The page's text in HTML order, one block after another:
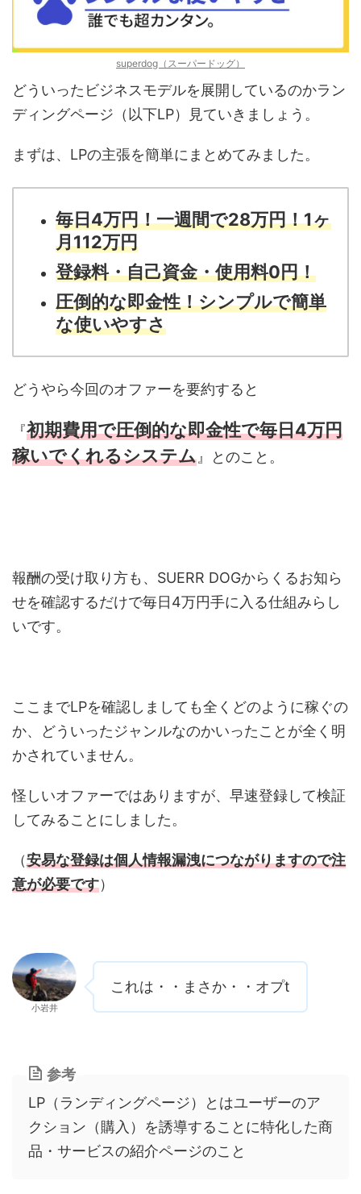
superdog（スーパードッグ）
どういったビジネスモデルを展開しているのかラン
ディングページ（以下LP）見ていきましょう。
まずは、LPの主張を簡単にまとめてみました。
毎日4万円！一週間で28万円！1ヶ
月112万円
登録料・自己資金・使用料0円！
圧倒的な即金性！シンプルで簡単
な使いやすさ
どうやら今回のオファーを要約すると
『初期費用で圧倒的な即金性で毎日4万円
稼いでくれるシステム』とのこと。
報酬の受け取り方も、SUERR DOGからくるお知ら
せを確認するだけで毎日4万円手に入る仕組みらし
いです。
ここまでLPを確認しましても全くどのように稼ぐの
か、どういったジャンルなのかいったことが全く明
かされていません。
怪しいオファーではありますが、早速登録して検証
してみることにしました。
（安易な登録は個人情報漏洩につながりますので注
意が必要です）
小岩井
これは・・まさか・・オプt
参考
LP（ランディングページ）とはユーザーのア
クション（購入）を誘導することに特化した商
品・サービスの紹介ページのこと